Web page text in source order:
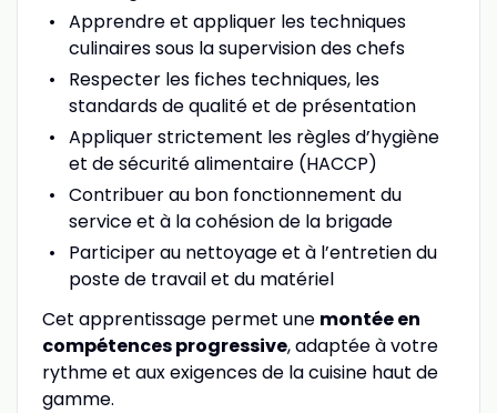
Apprendre et appliquer les techniques
culinaires sous la supervision des chefs
Respecter les fiches techniques, les
standards de qualité et de présentation
Appliquer strictement les règles d’hygiène
et de sécurité alimentaire (HACCP)
Contribuer au bon fonctionnement du
service et à la cohésion de la brigade
Participer au nettoyage et à l’entretien du
poste de travail et du matériel
Cet apprentissage permet une montée en
compétences progressive, adaptée à votre
rythme et aux exigences de la cuisine haut de
gamme.